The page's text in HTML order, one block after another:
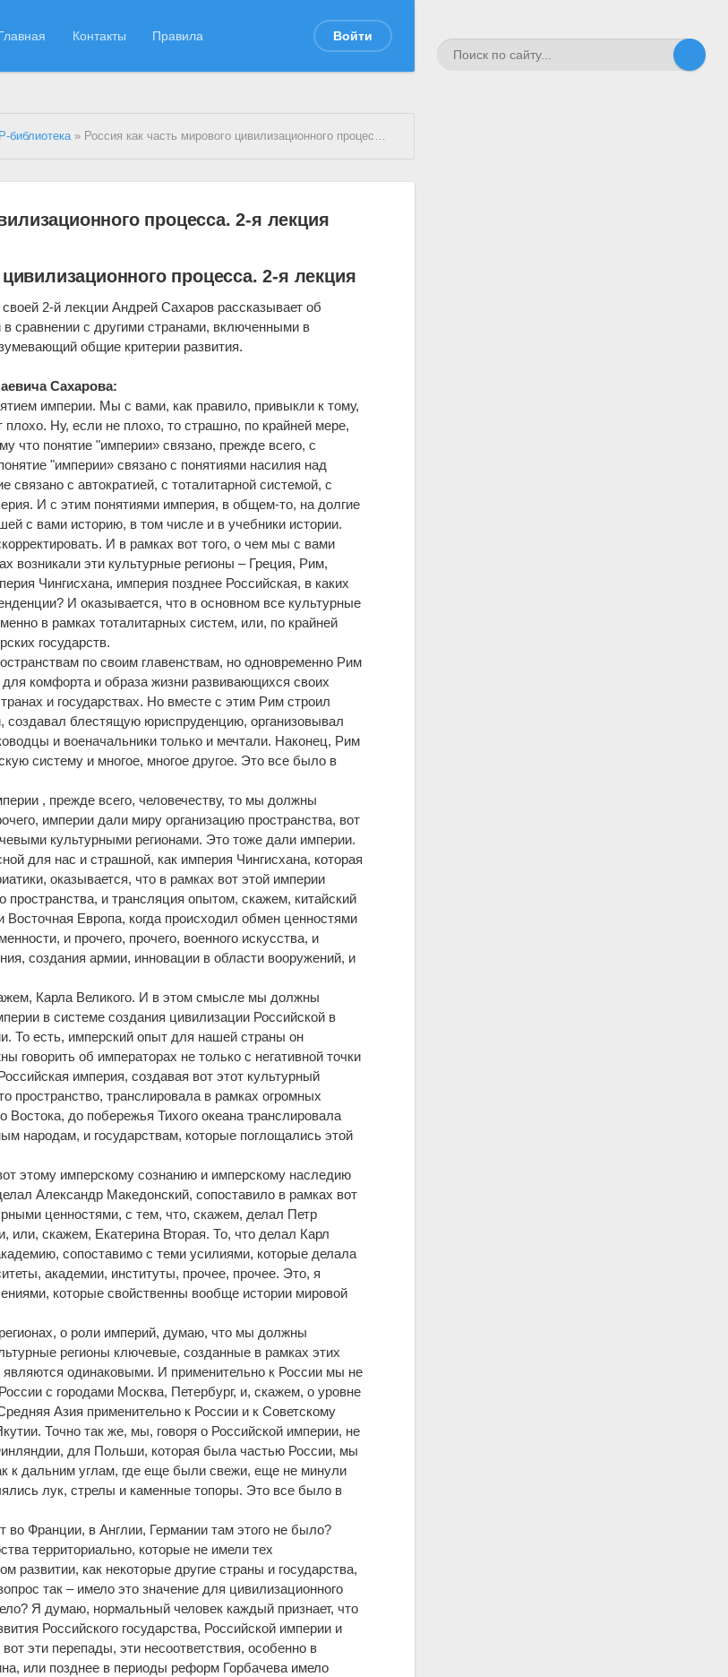
Контакты Правила Войти
Р-библиотека» Россия как часть мирового цивилизационного процесса. 2-я лекция
процесса. 2-я лекция
процесса. 2-я лекция
2-й лекции Андрей Сахаров рассказывает об
сравнении с другими странами, включенными в
общие критерии развития.
Сахарова:
империи. Мы с вами, как правило, привыкли к тому,
плохо. Ну, если не плохо, то страшно, по крайней мере,
что понятие "империи» связано, прежде всего, с
"империи» связано с понятиями насилия над
связано с автократией, с тоталитарной системой, с
И с этим понятиями империя, в общем-то, на долгие
с вами историю, в том числе и в учебники истории.
И в рамках вот того, о чем мы с вами
возникали эти культурные регионы – Греция, Рим,
Чингисхана, империя позднее Российская, в каких
И оказывается, что в основном все культурные
в рамках тоталитарных систем, или, по крайней
государств.
по своим главенствам, но одновременно Рим
комфорта и образа жизни развивающихся своих
и государствах. Но вместе с этим Рим строил
создавал блестящую юриспруденцию, организовывал
и военачальники только и мечтали. Наконец, Рим
систему и многое, многое другое. Это все было в
, прежде всего, человечеству, то мы должны
империи дали миру организацию пространства, вот
культурными регионами. Это тоже дали империи.
для нас и страшной, как империя Чингисхана, которая
оказывается, что в рамках вот этой империи
пространства, и трансляция опытом, скажем, китайский
Европа, когда происходил обмен ценностями
и прочего, прочего, военного искусства, и
создания армии, инновации в области вооружений, и
Карла Великого. И в этом смысле мы должны
в системе создания цивилизации Российской в
То есть, имперский опыт для нашей страны он
говорить об императорах не только с негативной точки
империя, создавая вот этот культурный
пространство, транслировала в рамках огромных
Востока, до побережья Тихого океана транслировала
народам, и государствам, которые поглощались этой
этому имперскому сознанию и имперскому наследию
Александр Македонский, сопоставило в рамках вот
ценностями, с тем, что, скажем, делал Петр
или, скажем, Екатерина Вторая. То, что делал Карл
сопоставимо с теми усилиями, которые делала
академии, институты, прочее, прочее. Это, я
которые свойственны вообще истории мировой
о роли империй, думаю, что мы должны
регионы ключевые, созданные в рамках этих
одинаковыми. И применительно к России мы не
с городами Москва, Петербург, и, скажем, о уровне
Азия применительно к России и к Советскому
Точно так же, мы, говоря о Российской империи, не
для Польши, которая была частью России, мы
к дальним углам, где еще были свежи, еще не минули
лук, стрелы и каменные топоры. Это все было в
во Франции, в Англии, Германии там этого не было?
территориально, которые не имели тех
развитии, как некоторые другие страны и государства,
так – имело это значение для цивилизационного
Я думаю, нормальный человек каждый признает, что
Российского государства, Российской империи и
эти перепады, эти несоответствия, особенно в
или позднее в периоды реформ Горбачева имело